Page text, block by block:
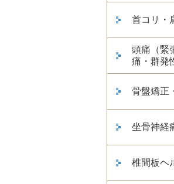
首コリ・
頭痛（緊
痛・群発
骨盤矯正
坐骨神経
椎間板ヘ